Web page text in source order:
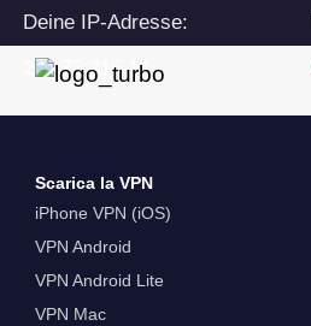
Deine IP-Adresse:
216.73.216.14
Scarica la VPN
iPhone VPN (iOS)
VPN Android
VPN Android Lite
VPN Mac